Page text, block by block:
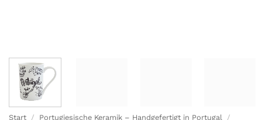
Start / Portugiesische Keramik – Handgefertigt in Portugal
/